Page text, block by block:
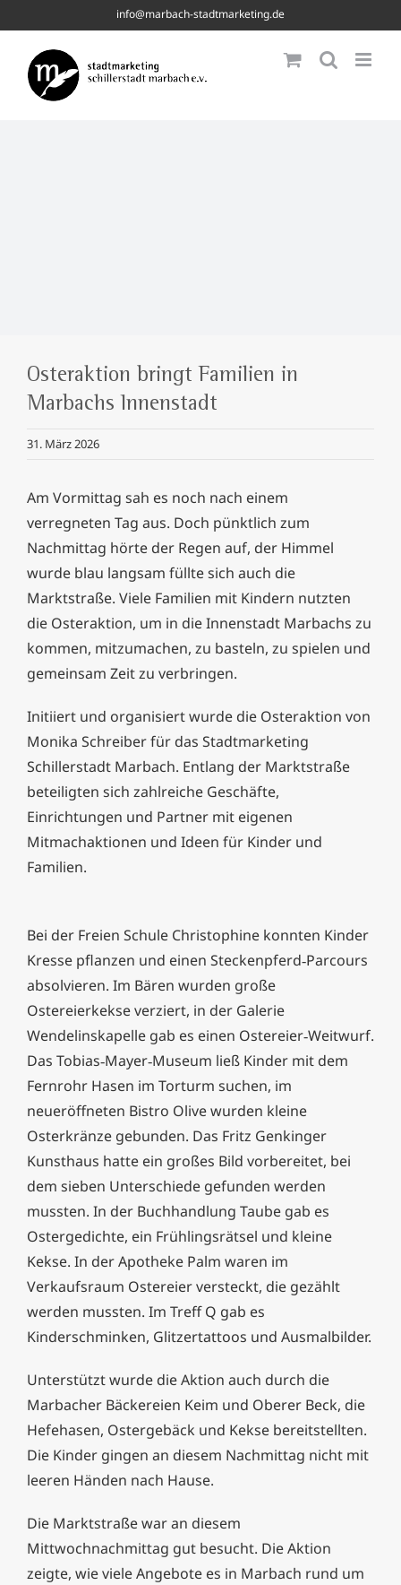
to
content
info@marbach-stadtmarketing.de
Osteraktion bringt Familien in
Marbachs Innenstadt
31. März 2026
Am Vormittag sah es noch nach einem
verregneten Tag aus. Doch pünktlich zum
Nachmittag hörte der Regen auf, der Himmel
wurde blau langsam füllte sich auch die
Marktstraße. Viele Familien mit Kindern nutzten
die Osteraktion, um in die Innenstadt Marbachs zu
kommen, mitzumachen, zu basteln, zu spielen und
gemeinsam Zeit zu verbringen.
Initiiert und organisiert wurde die Osteraktion von
Monika Schreiber für das Stadtmarketing
Schillerstadt Marbach. Entlang der Marktstraße
beteiligten sich zahlreiche Geschäfte,
Einrichtungen und Partner mit eigenen
Mitmachaktionen und Ideen für Kinder und
Familien.
Bei der Freien Schule Christophine konnten Kinder
Kresse pflanzen und einen Steckenpferd‑Parcours
absolvieren. Im Bären wurden große
Ostereierkekse verziert, in der Galerie
Wendelinskapelle gab es einen Ostereier‑Weitwurf.
Das Tobias‑Mayer‑Museum ließ Kinder mit dem
Fernrohr Hasen im Torturm suchen, im
neueröffneten Bistro Olive wurden kleine
Osterkränze gebunden. Das Fritz Genkinger
Kunsthaus hatte ein großes Bild vorbereitet, bei
dem sieben Unterschiede gefunden werden
mussten. In der Buchhandlung Taube gab es
Ostergedichte, ein Frühlingsrätsel und kleine
Kekse. In der Apotheke Palm waren im
Verkaufsraum Ostereier versteckt, die gezählt
werden mussten. Im Treff Q gab es
Kinderschminken, Glitzertattoos und Ausmalbilder.
Unterstützt wurde die Aktion auch durch die
Marbacher Bäckereien Keim und Oberer Beck, die
Hefehasen, Ostergebäck und Kekse bereitstellten.
Die Kinder gingen an diesem Nachmittag nicht mit
leeren Händen nach Hause.
Die Marktstraße war an diesem
Mittwochnachmittag gut besucht. Die Aktion
zeigte, wie viele Angebote es in Marbach rund um